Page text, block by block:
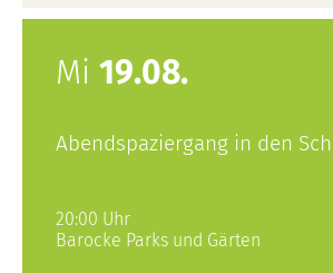
Mi 19.08.
Abendspaziergang in den
20:00 Uhr
Barocke Parks und Gärten